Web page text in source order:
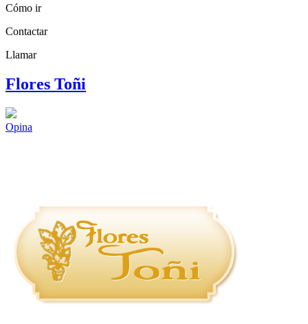
Cómo ir
Contactar
Llamar
Flores Toñi
Opina